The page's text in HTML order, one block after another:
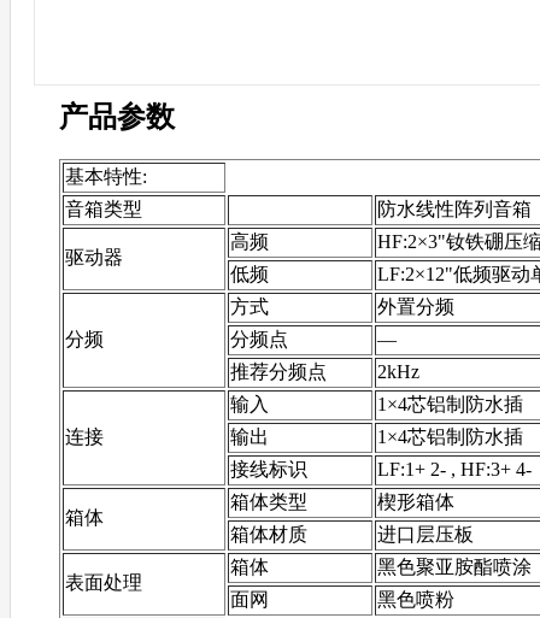
产品参数
基本特性:
音箱类型
防水线性阵列音箱
驱动器
高频
HF:2×3"钕铁硼压
低频
LF:2×12"低频驱动
分频
方式
外置分频
分频点
—
推荐分频点
2kHz
连接
输入
1×4芯铝制防水插
输出
1×4芯铝制防水插
接线标识
LF:1+ 2- , HF:3+ 4-
箱体
箱体类型
楔形箱体
箱体材质
进口层压板
表面处理
箱体
黑色聚亚胺酯喷涂
面网
黑色喷粉